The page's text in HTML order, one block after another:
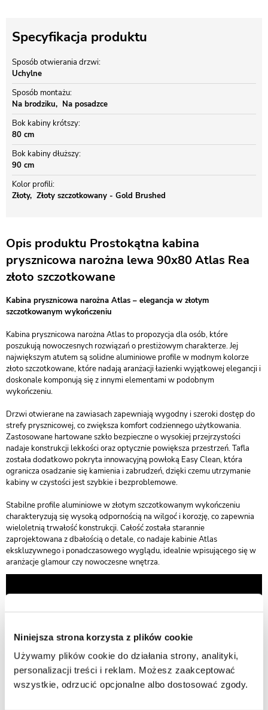
Niniejsza strona korzysta z plików cookie
Używamy plików cookie do działania strony, analityki,
personalizacji treści i reklam. Możesz zaakceptować
wszystkie, odrzucić opcjonalne albo dostosować zgody.
Specyfikacja produktu
Sposób otwierania drzwi
Uchylne
Sposób montażu
Na brodziku
Na posadzce
Bok kabiny krótszy
80 cm
Bok kabiny dłuższy
90 cm
Kolor profili
Złoty
Złoty szczotkowany - Gold Brushed
Opis produktu Prostokątna kabina
prysznicowa narożna lewa 90x80 Atlas Rea
złoto szczotkowane
Kabina prysznicowa narożna Atlas – elegancja w złotym
szczotkowanym wykończeniu
Kabina prysznicowa narożna Atlas to propozycja dla osób, które
poszukują nowoczesnych rozwiązań o prestiżowym charakterze. Jej
największym atutem są solidne aluminiowe profile w modnym kolorze
złoto szczotkowane, które nadają aranżacji łazienki wyjątkowej elegancji i
doskonale komponują się z innymi elementami w podobnym
wykończeniu.
Drzwi otwierane na zawiasach zapewniają wygodny i szeroki dostęp do
strefy prysznicowej, co zwiększa komfort codziennego użytkowania.
Zastosowane hartowane szkło bezpieczne o wysokiej przejrzystości
nadaje konstrukcji lekkości oraz optycznie powiększa przestrzeń. Tafla
została dodatkowo pokryta innowacyjną powłoką Easy Clean, która
ogranicza osadzanie się kamienia i zabrudzeń, dzięki czemu utrzymanie
kabiny w czystości jest szybkie i bezproblemowe.
Stabilne profile aluminiowe w złotym szczotkowanym wykończeniu
charakteryzują się wysoką odpornością na wilgoć i korozję, co zapewnia
wieloletnią trwałość konstrukcji. Całość została starannie
zaprojektowana z dbałością o detale, co nadaje kabinie Atlas
ekskluzywnego i ponadczasowego wyglądu, idealnie wpisującego się w
aranżacje glamour czy nowoczesne wnętrza.